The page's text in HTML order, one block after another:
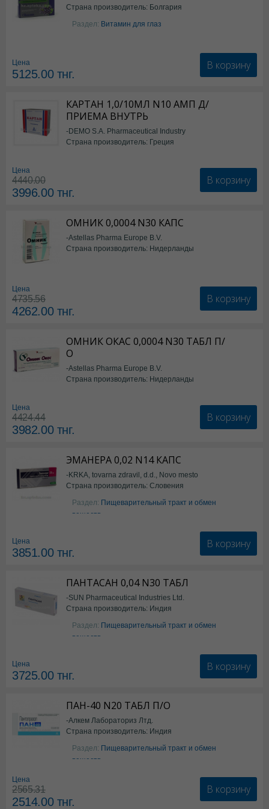
Страна производитель: Болгария
Раздел: Витамин для глаз
Цена
5125.00тнг.
В корзину
КАРТАН 1,0/10МЛ N10 АМП Д/
ПРИЕМА ВНУТРЬ
-DEMO S.A. Pharmaceutical Industry
Страна производитель: Греция
Цена
4440.00
3996.00тнг.
В корзину
ОМНИК 0,0004 N30 КАПС
-Astellas Pharma Europe B.V.
Страна производитель: Нидерланды
Цена
4735.56
4262.00тнг.
В корзину
ОМНИК ОКАС 0,0004 N30 ТАБЛ П/
О
-Astellas Pharma Europe B.V.
Страна производитель: Нидерланды
Цена
4424.44
3982.00тнг.
В корзину
ЭМАНЕРА 0,02 N14 КАПС
-KRKA, tovarna zdravil, d.d., Novo mesto
Страна производитель: Словения
Раздел: Пищеварительный тракт и обмен
веществ
Цена
3851.00тнг.
В корзину
ПАНТАСАН 0,04 N30 ТАБЛ
-SUN Pharmaceutical Industries Ltd.
Страна производитель: Индия
Раздел: Пищеварительный тракт и обмен
веществ
Цена
3725.00тнг.
В корзину
ПАН-40 N20 ТАБЛ П/О
-Алкем Лабораториз Лтд.
Страна производитель: Индия
Раздел: Пищеварительный тракт и обмен
веществ
Цена
2565.31
2514.00тнг.
В корзину